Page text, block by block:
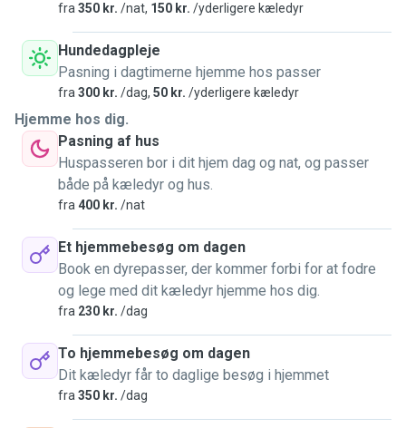
fra 350 kr. /nat, 150 kr. /yderligere kæledyr
Hundedagpleje
Pasning i dagtimerne hjemme hos passer
fra 300 kr. /dag, 50 kr. /yderligere kæledyr
Hjemme hos dig.
Pasning af hus
Huspasseren bor i dit hjem dag og nat, og passer
både på kæledyr og hus.
fra 400 kr. /nat
Et hjemmebesøg om dagen
Book en dyrepasser, der kommer forbi for at fodre
og lege med dit kæledyr hjemme hos dig.
fra 230 kr. /dag
To hjemmebesøg om dagen
Dit kæledyr får to daglige besøg i hjemmet
fra 350 kr. /dag